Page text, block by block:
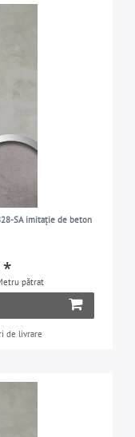
SA imitație de beton
*
pătrat
de livrare